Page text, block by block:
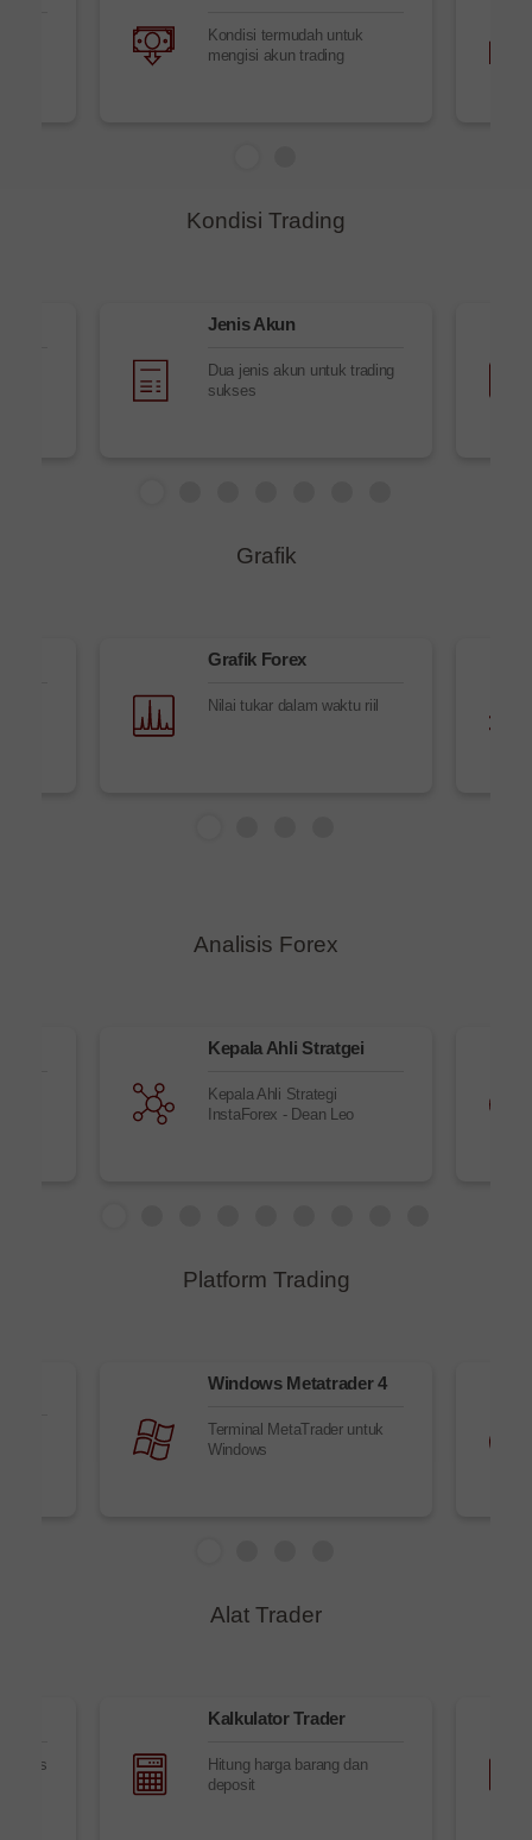
Kondisi termudah untuk
mengisi akun trading
Kondisi Trading
Jenis Akun
Dua jenis akun untuk trading
sukses
Grafik
Grafik Forex
Nilai tukar dalam waktu riil
Analisis Forex
Kepala Ahli Stratgei
Kepala Ahli Strategi
InstaForex - Dean Leo
Platform Trading
Windows Metatrader 4
Terminal MetaTrader untuk
Windows
Alat Trader
Kalkulator Trader
Hitung harga barang dan
deposit